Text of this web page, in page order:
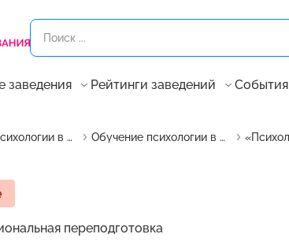
заведения Рейтинги заведений События
Обучение психологии в России Обучение психологии в России
переподготовка